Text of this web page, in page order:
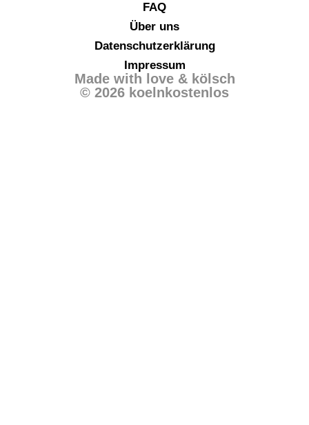
FAQ
Über uns
Datenschutzerklärung
Impressum
Made with love & kölsch
© 2026 koelnkostenlos